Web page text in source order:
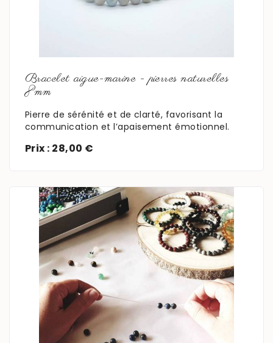
Bracelet aigue-marine - pierres naturelles
8mm
Pierre de sérénité et de clarté, favorisant la
communication et l’apaisement émotionnel.
Prix : 28,00 €